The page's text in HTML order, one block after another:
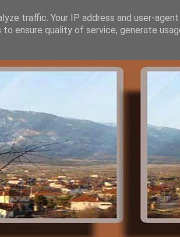
traffic. Your IP address and user-agent
ensure quality of service, generate